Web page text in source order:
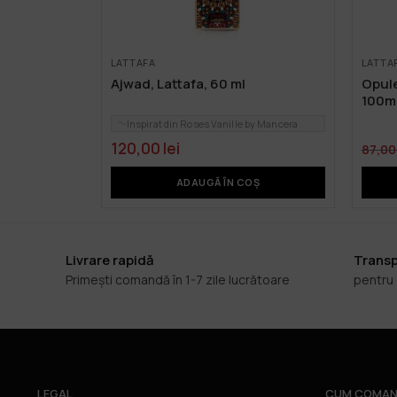
LATTAFA
Ajwad, Lattafa, 60 ml
Inspirat din Roses Vanille by Mancera
120,00 lei
ADAUGĂ ÎN COȘ
Livrare rapidă
Primești comandă în 1-7 zile lucrătoare pentru
LEGAL CUM